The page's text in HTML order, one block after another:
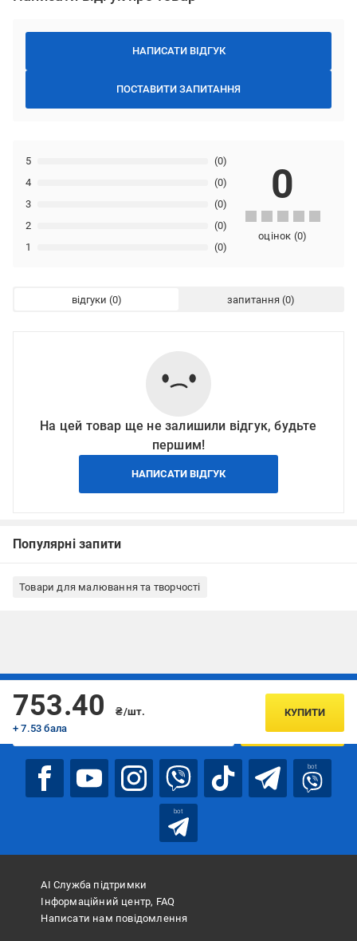
НАПИСАТИ ВІДГУК
ПОСТАВИТИ ЗАПИТАННЯ
1 (0)
2 (0)
3 (0)
4 (0)
5 (0)
0
оцінок (0)
відгуки запитання
На цей товар ще не залишили відгук, будьте
першим!
НАПИСАТИ ВІДГУК
Популярні запити
Товари для малювання та творчості
753.40
₴/шт.
+ 7.53 бала
КУПИТИ
Підписуйтесь, щоб дізнаватись першим про акції та пропозиції
ПІДПИСАТИСЯ
bot
bot
АІ Служба підтримки
Інформаційний центр, FAQ
Написати нам повідомлення